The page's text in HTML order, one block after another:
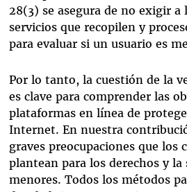
28(3) se asegura de no exigir a
servicios que recopilen y
para evaluar si un usuario es
Por lo tanto, la cuestión de la
es clave para comprender las
plataformas en línea de
Internet. En nuestra
graves preocupaciones que los
plantean para los derechos y la
menores. Todos los métodos